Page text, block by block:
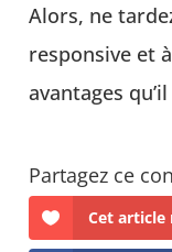
Alors, ne
responsive et
avantages
Cet article